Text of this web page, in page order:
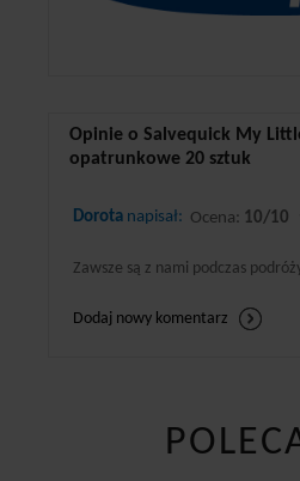
Opinie o Salvequick My
opatrunkowe 20 sztuk
Dorota napisał: Ocena: 10/10
Zawsze są z nami podczas
Dodaj nowy komentarz